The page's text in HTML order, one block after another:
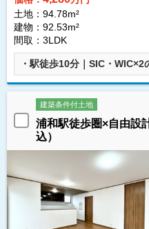
土地：94.78m²
建物：92.53m²
間取：3LDK
・駅徒歩10分｜SIC・WIC×2
建築条件付土地
浦和駅徒歩圏×自由設
込）